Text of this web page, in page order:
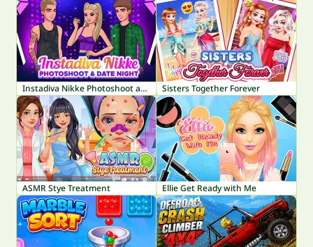
Instadiva Nikke Photoshoot and Date Night Sisters Together Forever
ASMR Stye Treatment Ellie Get Ready with Me